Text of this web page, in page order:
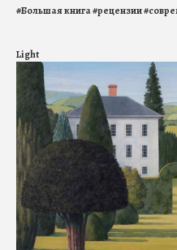
#Большая книга#рецензии#
Light